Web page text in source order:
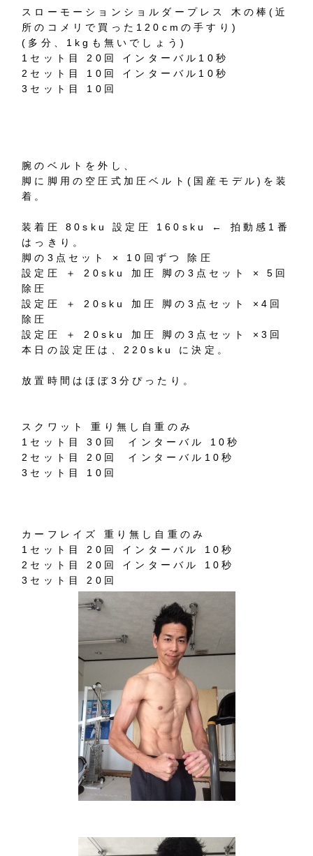
スローモーションショルダープレス 木の棒(近
所のコメリで買った120cmの手すり)
(多分、1kgも無いでしょう)
1セット目 20回 インターバル10秒
2セット目 10回 インターバル10秒
3セット目 10回
腕のベルトを外し、
脚に脚用の空圧式加圧ベルト(国産モデル)を装
着。
装着圧 80sku 設定圧 160sku ← 拍動感1番
はっきり。
脚の3点セット × 10回ずつ 除圧
設定圧 ＋ 20sku 加圧 脚の3点セット × 5回
除圧
設定圧 ＋ 20sku 加圧 脚の3点セット ×4回
除圧
設定圧 ＋ 20sku 加圧 脚の3点セット ×3回
本日の設定圧は、220sku に決定。
放置時間はほぼ3分ぴったり。
スクワット 重り無し自重のみ
1セット目 30回 インターバル 10秒
2セット目 20回 インターバル10秒
3セット目 10回
カーフレイズ 重り無し自重のみ
1セット目 20回 インターバル 10秒
2セット目 20回 インターバル 10秒
3セット目 20回